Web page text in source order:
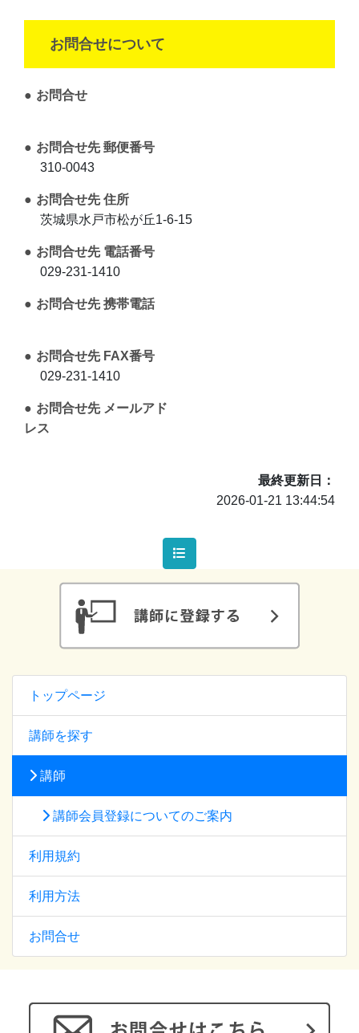
トップページ
講師を探す
講師
講師会員登録についてのご案内
利用規約
利用方法
お問合せ
お問合せについて
お問合せ
お問合せ先 郵便番号
310-0043
お問合せ先 住所
茨城県水戸市松が丘1-6-15
お問合せ先 電話番号
029-231-1410
お問合せ先 携帯電話
お問合せ先 FAX番号
029-231-1410
お問合せ先 メールアド
レス
最終更新日
2026-01-21 13:44:54